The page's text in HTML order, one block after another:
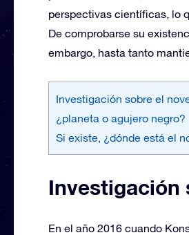
perspectivas científicas, lo
De comprobarse su
embargo, hasta tanto
Investigación sobre el
¿planeta o agujero negro?
Si existe, ¿dónde está el
Investigación
En el año 2016 cuando